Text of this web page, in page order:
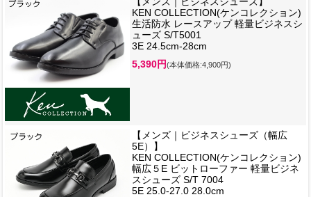
KEN COLLECTION(ケンコレクション)
生活防水 レースアップ 軽量ビジネスシ
ューズ S/T5001
3E 24.5cm-28cm
5,390円(本体価格:4,900円)
【メンズ｜ビジネスシューズ（幅広
5E）】
KEN COLLECTION(ケンコレクション)
幅広５E ビットローファー 軽量ビジネ
スシューズ S/T 7004
5E 25.0-27.0 28.0cm